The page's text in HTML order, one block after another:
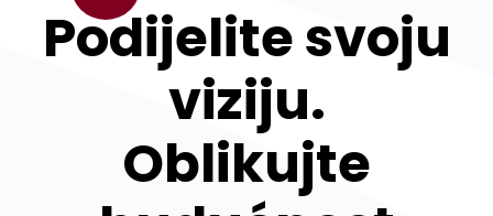
Podijelite svoju
viziju.
Oblikujte